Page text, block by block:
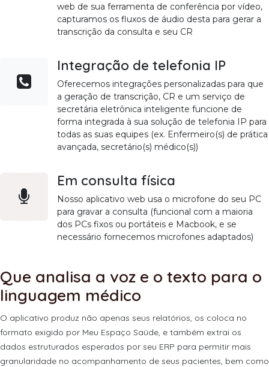
web de sua ferramenta de conferência por vídeo,
capturamos os fluxos de áudio desta para gerar a
transcrição da consulta e seu CR
Integração de telefonia IP
Oferecemos integrações personalizadas para que
a geração de transcrição, CR e um serviço de
secretária eletrônica inteligente funcione de
forma integrada à sua solução de telefonia IP para
todas as suas equipes (ex. Enfermeiro(s) de prática
avançada, secretário(s) médico(s))
Em consulta física
Nosso aplicativo web usa o microfone do seu PC
para gravar a consulta (funcional com a maioria
dos PCs fixos ou portáteis e Macbook, e se
necessário fornecemos microfones adaptados)
Que analisa a voz e o texto para o
linguagem médico
O aplicativo produz não apenas seus relatórios, os coloca no
formato exigido por Meu Espaço Saúde, e também extrai os
dados estruturados esperados por seu ERP para permitir mais
granularidade no acompanhamento de seus pacientes, bem como